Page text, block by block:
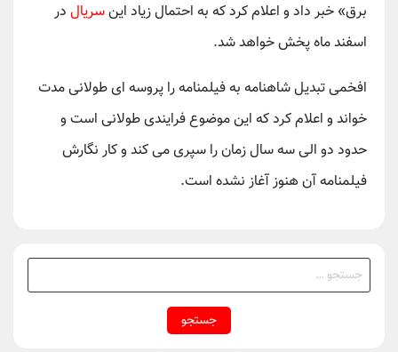
برق» خبر داد و اعلام کرد که به احتمال زیاد اینسریال در
اسفند ماه پخش خواهد شد.
افخمی تبدیل شاهنامه به فیلمنامه را پروسه ای طولانی مدت
خواند و اعلام کرد که این موضوع فرایندی طولانی است و
حدود دو الی سه سال زمان را سپری می کند و کار نگارش
فیلمنامه آن هنوز آغاز نشده است.
جستجو
برای: